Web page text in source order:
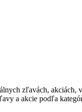
zľavách,
a akcie podľa